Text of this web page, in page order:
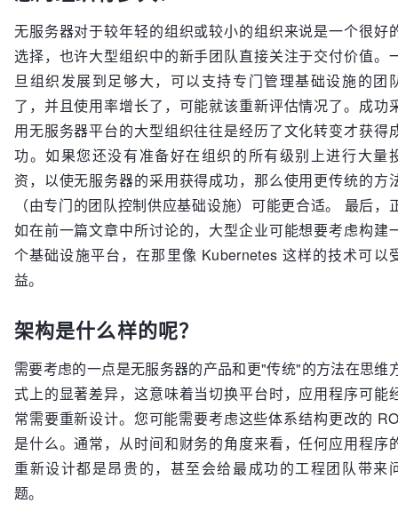
无服务器对于较年轻的组织或较小的组织来说是一个很好
选择，也许大型组织中的新手团队直接关注于交付价值。
旦组织发展到足够大，可以支持专门管理基础设施的团
了，并且使用率增长了，可能就该重新评估情况了。成功
用无服务器平台的大型组织往往是经历了文化转变才获得
功。如果您还没有准备好在组织的所有级别上进行大量
资，以使无服务器的采用获得成功，那么使用更传统的方
（由专门的团队控制供应基础设施）可能更合适。 最后，
如在前一篇文章中所讨论的，大型企业可能想要考虑构建
个基础设施平台，在那里像 Kubernetes 这样的技术可以
益。
架构是什么样的呢？
需要考虑的一点是无服务器的产品和更"传统"的方法在思维
式上的显著差异，这意味着当切换平台时，应用程序可能
常需要重新设计。您可能需要考虑这些体系结构更改的
是什么。通常，从时间和财务的角度来看，任何应用程序
重新设计都是昂贵的，甚至会给最成功的工程团队带来
题。